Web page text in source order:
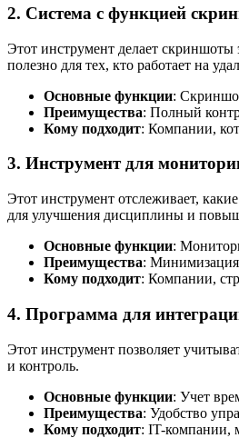
2. Система с функцией
Этот инструмент делает скриншоты
полезно для тех, кто работает на
Основные функции:
Преимущества: Полный
Кому подходит: Компании,
3. Инструмент для
Этот инструмент отслеживает,
для улучшения дисциплины и
Основные функции:
Преимущества: Минимизация
Кому подходит: Компании,
4. Программа для
Этот инструмент позволяет
и контроль.
Основные функции: Учет
Преимущества: Удобство
Кому подходит: IT-компании,